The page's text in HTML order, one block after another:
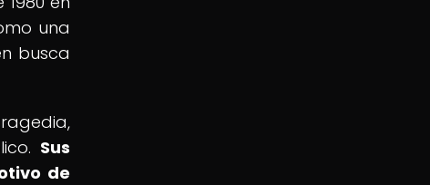
una
busca
Sus
de